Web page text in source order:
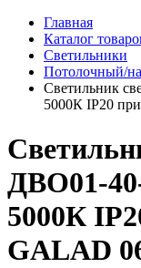
Главная
Каталог
Светильники
Потолочный/
Светильник
5000К IP20
ДВО01-
5000К
GALAD